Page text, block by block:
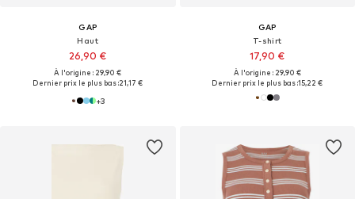
GAP
Haut
26,90 €
À l'origine : 29,90 €
Dernier prix le plus bas :21,17 €
+3
GAP
T-shirt
17,90 €
À l'origine : 29,90 €
Dernier prix le plus bas :15,22 €